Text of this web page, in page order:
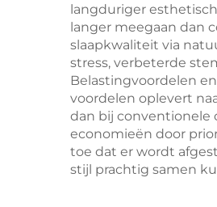
langduriger
langer meegaan dan
slaapkwaliteit via
stress, verbeterde
Belastingvoordelen
voordelen oplevert
dan bij conventionele
economieën door
toe dat er wordt
stijl prachtig samen